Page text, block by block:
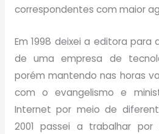
correspondentes com maior
Em 1998 deixei a editora
de uma empresa de
porém mantendo nas horas
com o evangelismo e
Internet por meio de
2001 passei a trabalhar